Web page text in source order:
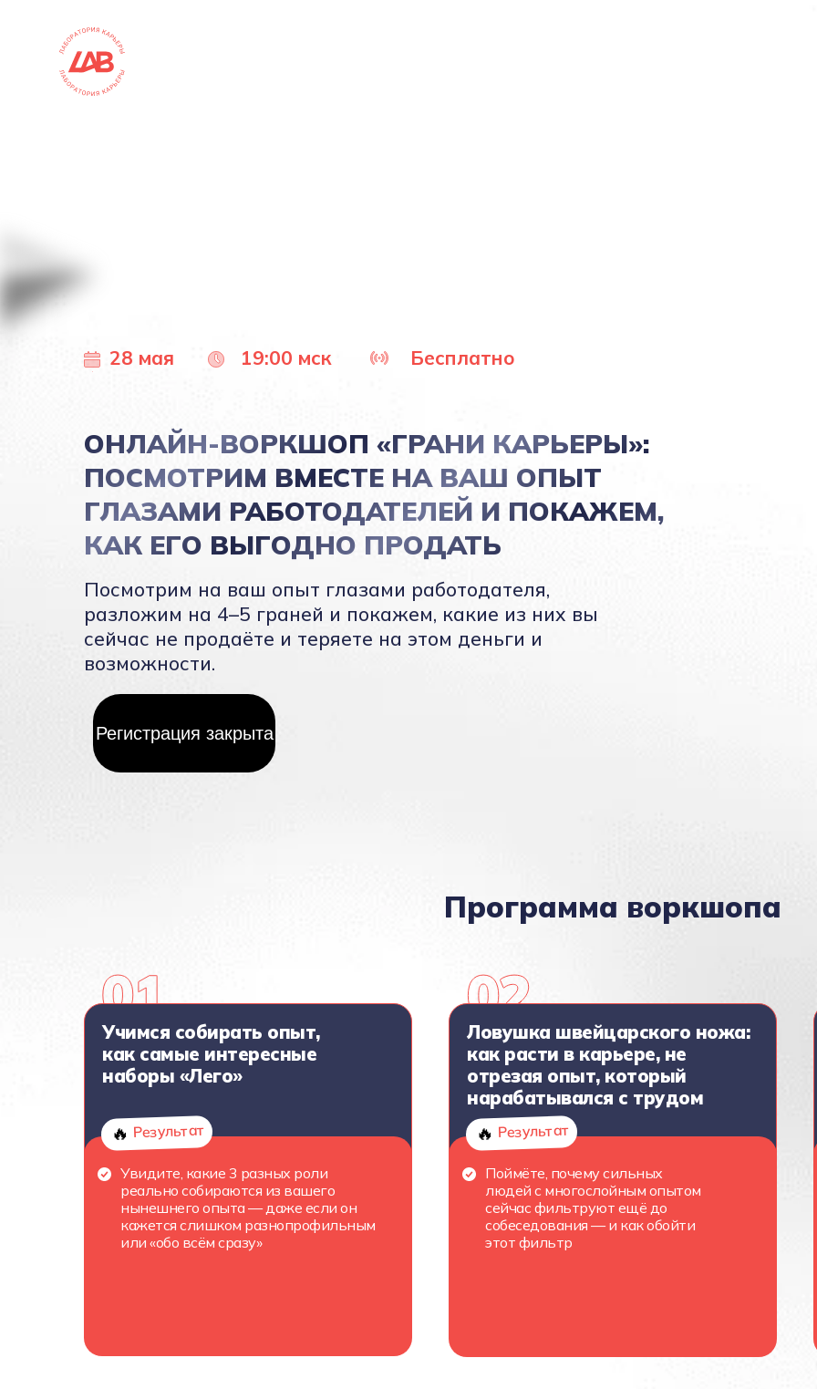
28 мая 19:00 мск Бесплатно
Посмотрим на ваш опыт глазами работодателя,
разложим на 4–5 граней и покажем, какие из них вы
сейчас не продаёте и теряете на этом деньги и
возможности.
ОНЛАЙН-ВОРКШОП «ГРАНИ КАРЬЕРЫ»:
ПОСМОТРИМ ВМЕСТЕ НА ВАШ ОПЫТ
ГЛАЗАМИ РАБОТОДАТЕЛЕЙ И ПОКАЖЕМ,
КАК ЕГО ВЫГОДНО ПРОДАТЬ
Регистрация закрыта
Программа воркшопа
Учимся собирать опыт,
как самые интересные
наборы «Лего»
Увидите, какие 3 разных роли
реально собираются из вашего
нынешнего опыта — даже если он
кажется слишком разнопрофильным
или «обо всём сразу»
Результат
🔥
Ловушка швейцарского ножа:
как расти в карьере, не
отрезая опыт, который
нарабатывался с трудом
Поймёте, почему сильных
людей с многослойным опытом
сейчас фильтруют ещё до
собеседования — и как обойти
этот фильтр
Результат
🔥